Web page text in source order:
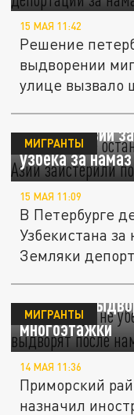
15 МАЯ 11:42
Решение
выдворении
улице вызвало
«Вам нас не
Средней Азии
узбека за намаз
МИГРАНТЫ
15 МАЯ 11:09
В Петербурге
Узбекистана
Земляки
"Не знал" суд
мигранта
многоэтажки
МИГРАНТЫ
14 МАЯ 11:36
Приморский
назначил